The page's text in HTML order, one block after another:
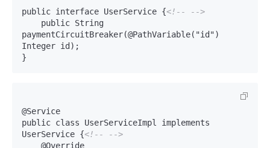
public interface UserService {<!-- -->
paymentCircuitBreaker(@PathVariable("id")
Integer id);
@Service
public class UserServiceImpl implements
UserService {<!-- -->